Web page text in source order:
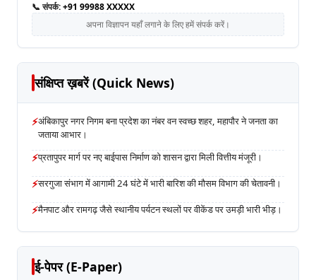
📞 संपर्क:+91 99988 XXXXX
अपना विज्ञापन यहाँ लगाने के लिए हमें संपर्क करें।
संक्षिप्त ख़बरें (Quick News)
⚡अंबिकापुर नगर निगम बना प्रदेश का नंबर वन स्वच्छ शहर, महापौर ने जनता का
जताया आभार।
⚡प्रतापुपर मार्ग पर नए बाईपास निर्माण को शासन द्वारा मिली वित्तीय मंजूरी।
⚡सरगुजा संभाग में आगामी 24 घंटे में भारी बारिश की मौसम विभाग की चेतावनी।
⚡मैनपाट और रामगढ़ जैसे स्थानीय पर्यटन स्थलों पर वीकेंड पर उमड़ी भारी भीड़।
ई-पेपर (E-Paper)